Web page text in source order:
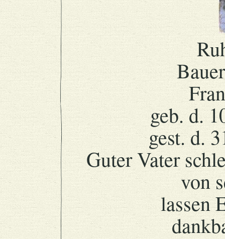
geb. d.
gest. d.
Guter Vater
von
lassen